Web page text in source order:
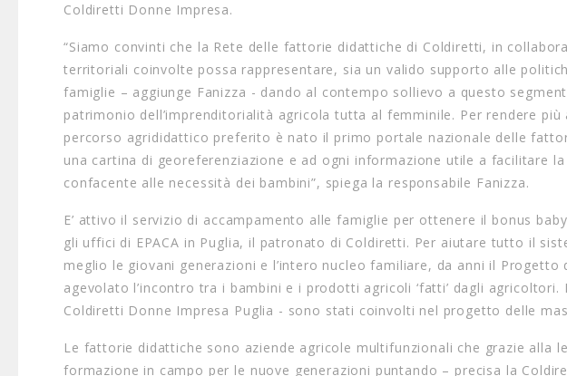
Coldiretti Donne Impresa.
“Siamo convinti che la Rete delle fattorie didattiche di Coldiretti, in
territoriali coinvolte possa rappresentare, sia un valido supporto alle
famiglie – aggiunge Fanizza - dando al contempo sollievo a questo
patrimonio dell’imprenditorialità agricola tutta al femminile. Per rendere
percorso agrididattico preferito è nato il primo portale nazionale delle
una cartina di georeferenziazione e ad ogni informazione utile a facilitare
confacente alle necessità dei bambini”, spiega la responsabile Fanizza.
E’ attivo il servizio di accampamento alle famiglie per ottenere il bonus
gli uffici di EPACA in Puglia, il patronato di Coldiretti. Per aiutare tutto il
meglio le giovani generazioni e l’intero nucleo familiare, da anni il Progetto
agevolato l’incontro tra i bambini e i prodotti agricoli ‘fatti’ dagli
Coldiretti Donne Impresa Puglia - sono stati coinvolti nel progetto delle
Le fattorie didattiche sono aziende agricole multifunzionali che grazie alla
formazione in campo per le nuove generazioni puntando – precisa la